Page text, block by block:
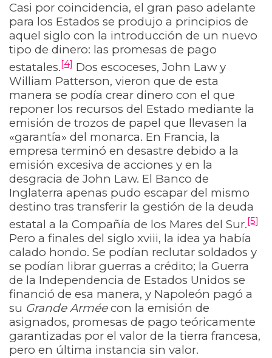
Casi por coincidencia, el gran paso adelante
para los Estados se produjo a principios de
aquel siglo con la introducción de un nuevo
tipo de dinero: las promesas de pago
estatales.[4] Dos escoceses, John Law y
William Patterson, vieron que de esta
manera se podía crear dinero con el que
reponer los recursos del Estado mediante la
emisión de trozos de papel que llevasen la
«garantía» del monarca. En Francia, la
empresa terminó en desastre debido a la
emisión excesiva de acciones y en la
desgracia de John Law. El Banco de
Inglaterra apenas pudo escapar del mismo
destino tras transferir la gestión de la deuda
estatal a la Compañía de los Mares del Sur.[5]
Pero a finales del siglo xviii, la idea ya había
calado hondo. Se podían reclutar soldados y
se podían librar guerras a crédito; la Guerra
de la Independencia de Estados Unidos se
financió de esa manera, y Napoleón pagó a
su Grande Arméecon la emisión de
asignados, promesas de pago teóricamente
garantizadas por el valor de la tierra francesa,
pero en última instancia sin valor.